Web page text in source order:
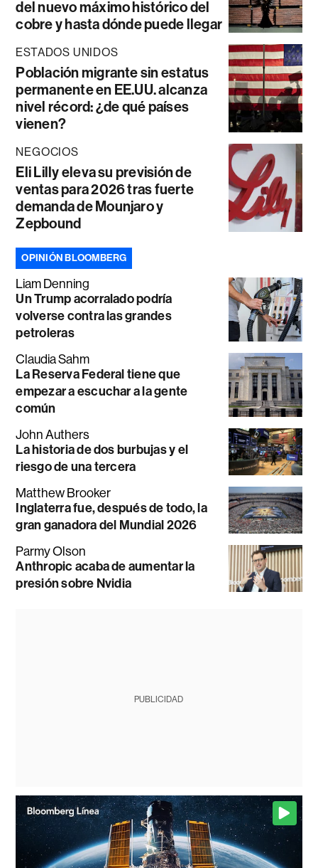
del nuevo máximo histórico del
cobre y hasta dónde puede llegar
ESTADOS UNIDOS
Población migrante sin estatus
permanente en EE.UU. alcanza
nivel récord: ¿de qué países
vienen?
NEGOCIOS
Eli Lilly eleva su previsión de
ventas para 2026 tras fuerte
demanda de Mounjaro y
Zepbound
OPINIÓN BLOOMBERG
Liam Denning
Un Trump acorralado podría
volverse contra las grandes
petroleras
Claudia Sahm
La Reserva Federal tiene que
empezar a escuchar a la gente
común
John Authers
La historia de dos burbujas y el
riesgo de una tercera
Matthew Brooker
Inglaterra fue, después de todo, la
gran ganadora del Mundial 2026
Parmy Olson
Anthropic acaba de aumentar la
presión sobre Nvidia
PUBLICIDAD